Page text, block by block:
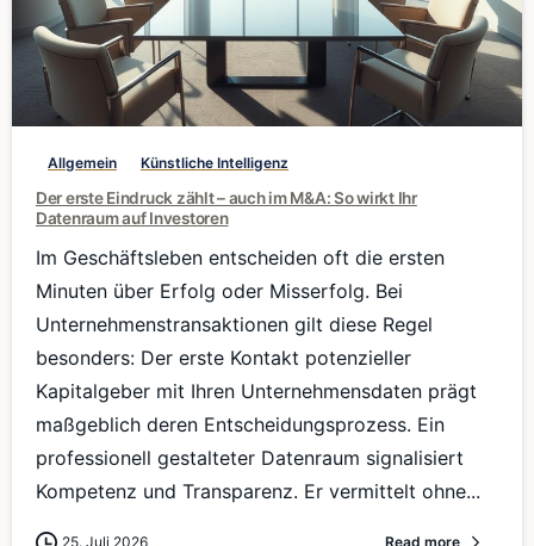
0
Allgemein Künstliche Intelligenz
Der erste Eindruck zählt – auch im M&A: So wirkt Ihr
Datenraum auf Investoren
Im Geschäftsleben entscheiden oft die ersten
Minuten über Erfolg oder Misserfolg. Bei
Unternehmenstransaktionen gilt diese Regel
besonders: Der erste Kontakt potenzieller
Kapitalgeber mit Ihren Unternehmensdaten prägt
maßgeblich deren Entscheidungsprozess. Ein
professionell gestalteter Datenraum signalisiert
Kompetenz und Transparenz. Er vermittelt ohne...
25. Juli 2026 Read more